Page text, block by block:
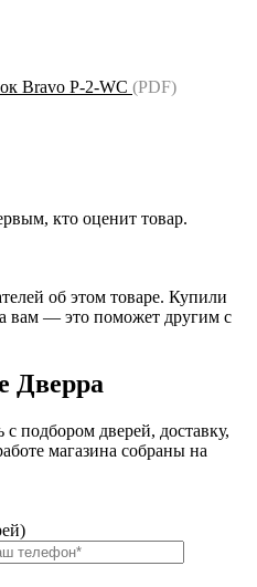
100/200 ₽
договорная
500/700 /1000 ₽
бесплатно
по согласованию
Bravo P-2-WC (PDF)
кто оценит товар.
об этом товаре. Купили
вам — это поможет другим с
Дверра
подбором дверей, доставку,
магазина собраны на